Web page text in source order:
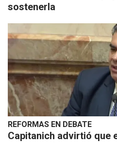
sostenerla
REFORMAS EN DEBATE
Capitanich advirtió que